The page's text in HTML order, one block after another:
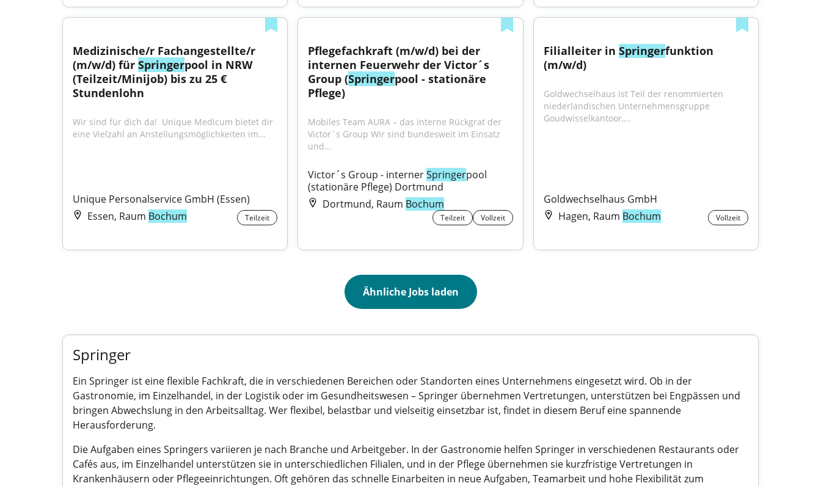
Medizinische/r Fachangestellte/r
(m/w/d) für Springerpool in NRW
(Teilzeit/Minijob) bis zu 25 €
Stundenlohn
Wir sind für dich da! ​ Unique Medicum bietet dir
eine Vielzahl an Anstellungsmöglichkeiten im...
Unique Personalservice GmbH (Essen)
Essen, Raum Bochum Teilzeit
Pflegefachkraft (m/w/d) bei der
internen Feuerwehr der Victor´s
Group (Springerpool - stationäre
Pflege)
Mobiles Team AURA – das interne Rückgrat der
Victor´s Group Wir sind bundesweit im Einsatz
und...
Victor´s Group - interner Springerpool
(stationäre Pflege) Dortmund
Dortmund, Raum Bochum
Teilzeit Vollzeit
Filialleiter in Springerfunktion
(m/w/d)
Goldwechselhaus ist Teil der renommierten
niederländischen Unternehmensgruppe
Goudwisselkantoor,...
Goldwechselhaus GmbH
Hagen, Raum Bochum Vollzeit
Ähnliche Jobs laden
Springer
Ein Springer ist eine flexible Fachkraft, die in verschiedenen Bereichen oder Standorten eines Unternehmens eingesetzt wird. Ob in der
Gastronomie, im Einzelhandel, in der Logistik oder im Gesundheitswesen – Springer übernehmen Vertretungen, unterstützen bei Engpässen und
bringen Abwechslung in den Arbeitsalltag. Wer flexibel, belastbar und vielseitig einsetzbar ist, findet in diesem Beruf eine spannende
Herausforderung.
Die Aufgaben eines Springers variieren je nach Branche und Arbeitgeber. In der Gastronomie helfen Springer in verschiedenen Restaurants oder
Cafés aus, im Einzelhandel unterstützen sie in unterschiedlichen Filialen, und in der Pflege übernehmen sie kurzfristige Vertretungen in
Krankenhäusern oder Pflegeeinrichtungen. Oft gehören das schnelle Einarbeiten in neue Aufgaben, Teamarbeit und hohe Flexibilität zum